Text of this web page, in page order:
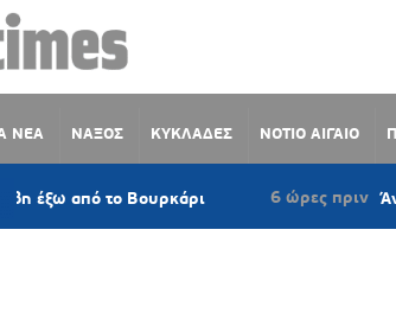
ΝΕΑ ΝΑΞΟΣ ΚΥΚΛΑΔΕΣ ΝΟΤΙΟ ΑΙΓΑΙΟ
Βουρκάρι 6 ώρες πριν Άνω Σύρος: